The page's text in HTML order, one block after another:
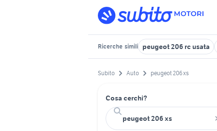
Ricerche simili peugeot 206 rc usata
Subito Auto peugeot 206 xs
Cosa cerchi?